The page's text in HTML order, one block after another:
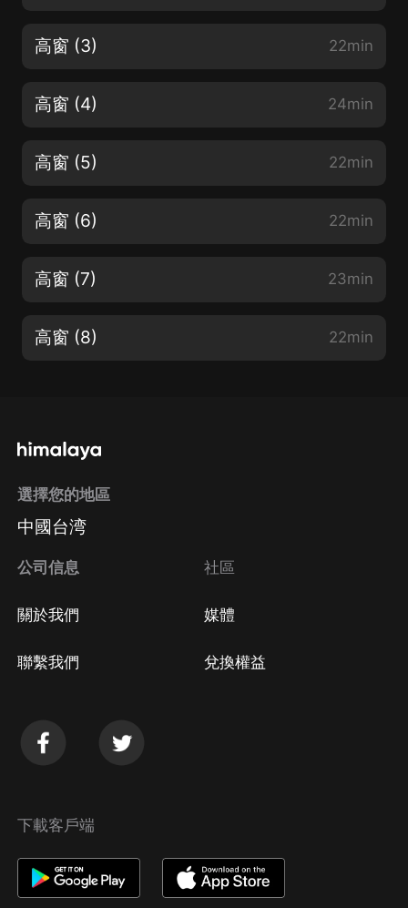
高窗 (3) 22min
高窗 (4) 24min
高窗 (5) 22min
高窗 (6) 22min
高窗 (7) 23min
高窗 (8) 22min
選擇您的地區
中國台湾
公司信息
關於我們
聯繫我們
社區
媒體
兌換權益
下載客戶端